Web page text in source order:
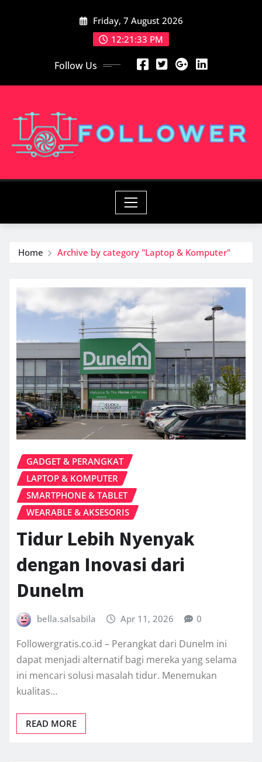
Friday, 7 August 2026
12:21:34 PM
Follow Us
Home Archive by category "Laptop & Komputer"
GADGET & PERANGKAT
LAPTOP & KOMPUTER
SMARTPHONE & TABLET
WEARABLE & AKSESORIS
Tidur Lebih Nyenyak
dengan Inovasi dari
Dunelm
bella.salsabila Apr 11, 2026 0
Followergratis.co.id – Perangkat dari Dunelm ini
dapat menjadi alternatif bagi mereka yang selama
ini mencari solusi masalah tidur. Menemukan
kualitas…
READ MORE